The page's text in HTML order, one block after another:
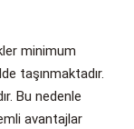
minimum
taşınmaktadır.
Bu nedenle
avantajlar